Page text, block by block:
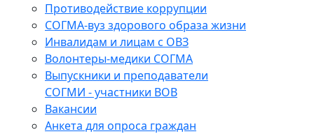
Противодействие коррупции
СОГМА-вуз здорового образа жизни
Инвалидам и лицам с ОВЗ
Волонтеры-медики СОГМА
Выпускники и преподаватели
СОГМИ - участники ВОВ
Вакансии
Анкета для опроса граждан